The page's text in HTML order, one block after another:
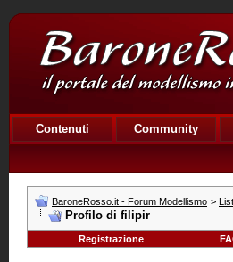
Contenuti Community
BaroneRosso.it - Forum Modellismo >
Profilo di filipir
Registrazione